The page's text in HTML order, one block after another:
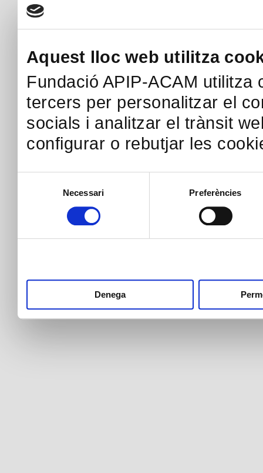
Aquest lloc web utilitza
Fundació APIP-ACAM
tercers per personalitzar el
socials i analitzar el trànsit
configurar o rebutjar les
consentiment
Necessari Preferències
Denega